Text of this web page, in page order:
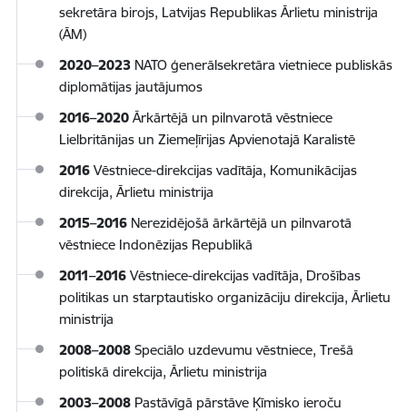
sekretāra birojs, Latvijas Republikas Ārlietu ministrija
(ĀM)
2020–2023 NATO ģenerālsekretāra vietniece publiskās
diplomātijas jautājumos
2016–2020 Ārkārtējā un pilnvarotā vēstniece
Lielbritānijas un Ziemeļīrijas Apvienotajā Karalistē
2016 Vēstniece-direkcijas vadītāja, Komunikācijas
direkcija, Ārlietu ministrija
2015–2016 Nerezidējošā ārkārtējā un pilnvarotā
vēstniece Indonēzijas Republikā
2011–2016 Vēstniece-direkcijas vadītāja, Drošības
politikas un starptautisko organizāciju direkcija, Ārlietu
ministrija
2008–2008 Speciālo uzdevumu vēstniece, Trešā
politiskā direkcija, Ārlietu ministrija
2003–2008 Pastāvīgā pārstāve Ķīmisko ieroču